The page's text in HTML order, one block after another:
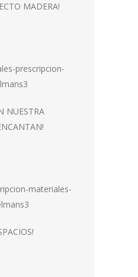
MADERA!
NUESTRA